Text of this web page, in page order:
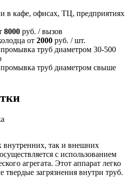
в кафе, офисах, ТЦ, предприятиях
8000 руб. / вызов
от 2000 руб. / шт.
труб диаметром 30-500
труб диаметром свыше
внутренних, так и внешних
с использованием
агрегата. Этот аппарат легко
твердые загрязнения внутри труб.